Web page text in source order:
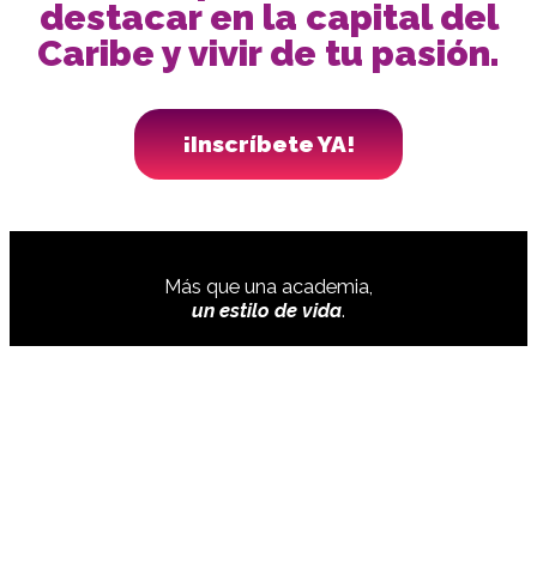
destacar en la capital del
Caribe y vivir de tu pasión.
¡Inscríbete YA!
Más que una academia,
un estilo de vida.